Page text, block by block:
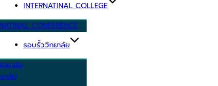
INTERNATINAL COLLEGE
CONFERENCE
รอบรั้ววิทยาลัย
ทยาลัย
าลัย